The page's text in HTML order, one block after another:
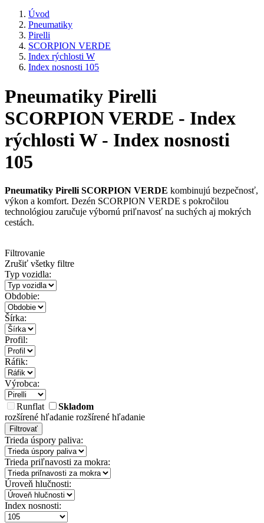
Úvod
Pneumatiky
Pirelli
SCORPION VERDE
Index rýchlosti W
Index nosnosti 105
Pneumatiky Pirelli
SCORPION VERDE - Index
rýchlosti W - Index nosnosti
105
Pneumatiky Pirelli SCORPION VERDE kombinujú bezpečnosť,
výkon a komfort. Dezén SCORPION VERDE s pokročilou
technológiou zaručuje výbornú priľnavosť na suchých aj mokrých
cestách.
Filtrovanie
Zrušiť všetky filtre
Typ vozidla:
Obdobie:
Šírka:
Profil:
Ráfik:
Výrobca:
Runflat
Skladom
rozšírené hľadanie rozšírené hľadanie
Filtrovať
Trieda úspory paliva:
Trieda priľnavosti za mokra:
Úroveň hlučnosti:
Index nosnosti: